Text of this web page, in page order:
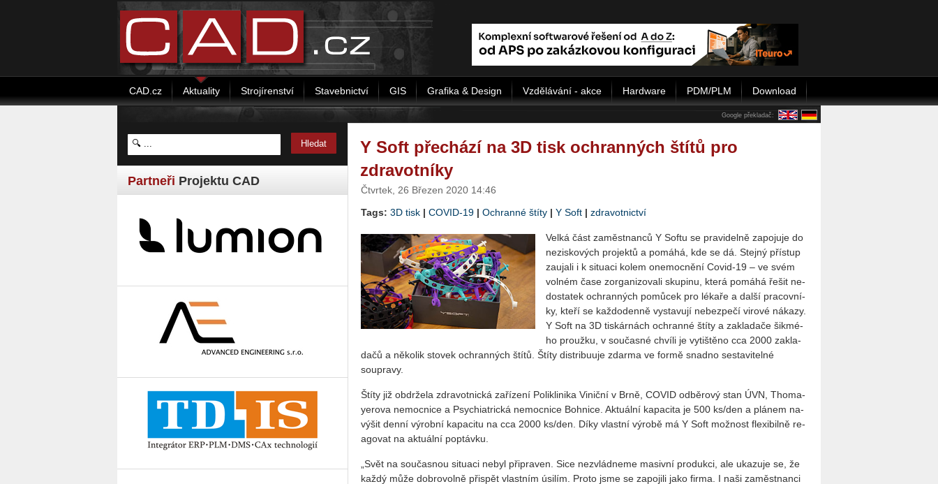
CAD.cz Aktuality Strojírenství Stavebnictví GIS Grafika & Design Vzdělávání - akce Hardware PDM/PLM Download
Google překladač:
Partneři Projektu CAD
Y Soft přechází na 3D tisk ochranných štítů pro
zdravotníky
Čtvrtek, 26 Březen 2020 14:46
Tags: 3D tisk | COVID-19 | Ochranné štíty | Y Soft | zdravotnictví
Velká část za­měst­nan­ců Y Softu se pra­vi­del­ně za­po­ju­je do
ne­zisko­vých pro­jek­tů a po­má­há, kde se dá. Stej­ný pří­stup
za­u­ja­li i k si­tu­a­ci kolem one­moc­ně­ní Covid-19 – ve svém
vol­ném čase zor­ga­ni­zo­va­li sku­pi­nu, která po­má­há řešit ne­
do­sta­tek ochran­ných po­mů­cek pro lé­ka­ře a další pra­cov­ní­
ky, kteří se kaž­do­den­ně vy­sta­vu­jí ne­bez­pe­čí vi­ro­vé ná­ka­zy.
Y Soft na 3D tis­kár­nách ochran­né štíty a za­kla­da­če šik­mé­
ho prouž­ku, v sou­čas­né chví­li je vy­tiš­tě­no cca 2000 za­kla­
da­čů a ně­ko­lik sto­vek ochran­ných štítů. Štíty dis­tri­bu­u­je zdar­ma ve for­mě snad­no se­sta­vi­tel­né
soupra­vy.
Štíty již ob­dr­že­la zdra­vot­nic­ká za­ří­ze­ní Po­likli­ni­ka Vi­nič­ní v Brně, COVID od­bě­ro­vý stan ÚVN, Tho­ma­
ye­ro­va ne­moc­ni­ce a Psy­chi­at­ric­ká ne­moc­ni­ce Boh­ni­ce. Ak­tu­ál­ní ka­pa­ci­ta je 500 ks/den a plá­nem na­
vý­šit den­ní vý­rob­ní ka­pa­ci­tu na cca 2000 ks/den. Díky vlast­ní vý­ro­bě má Y Soft mož­nost fle­xi­bil­ně re­
a­go­vat na ak­tu­ál­ní po­ptáv­ku.
„Svět na sou­čas­nou si­tu­a­ci nebyl při­pra­ven. Sice ne­zvlád­ne­me masiv­ní pro­duk­ci, ale uka­zu­je se, že
kaž­dý může dob­ro­vol­ně při­spět vlast­ním úsi­lím. Pro­to jsme se za­po­ji­li jako firma. I naši za­měst­nan­ci